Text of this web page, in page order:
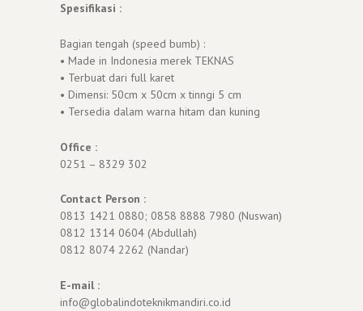
Spesifikasi :
Bagian tengah (speed bumb) :
• Made in Indonesia merek TEKNAS
• Terbuat dari full karet
• Dimensi: 50cm x 50cm x tinngi 5 cm
• Tersedia dalam warna hitam dan kuning
Office :
0251 – 8329 302
Contact Person :
0813 1421 0880; 0858 8888 7980 (Nuswan)
0812 1314 0604 (Abdullah)
0812 8074 2262 (Nandar)
E-mail :
info@globalindoteknikmandiri.co.id